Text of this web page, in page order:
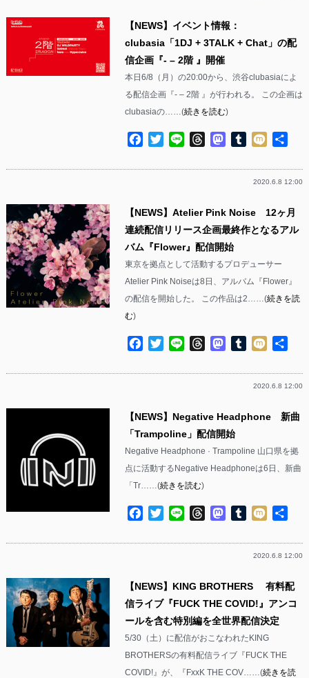
【NEWS】イベント情報：
clubasia「1DJ + 3TALK + Chat」の配
信企画『- – 2階 』開催
本日6/8（月）の20:00から、渋谷clubasiaによ
る配信企画『- – 2階 』が行われる。 この企画は
clubasiaの……(続きを読む)
Facebook
TwitterLine ThreadsMastodon
Tumblr
Mixi
2020.6.8 12:00
【NEWS】Atelier Pink Noise 12ヶ月
連続配信リリース企画最終作となるアル
バム『Flower』配信開始
東京を拠点として活動するプロデューサー
Atelier Pink Noiseは8日、アルバム『Flower』
の配信を開始した。 この作品は2……(続きを読
む)
Facebook
TwitterLine ThreadsMastodon
Tumblr
Mixi
2020.6.8 12:00
【NEWS】Negative Headphone 新曲
「Trampoline」配信開始
Negative Headphone · Trampoline 山口県を拠
点に活動するNegative Headphoneは6日、新曲
「Tr……(続きを読む)
Facebook
TwitterLine ThreadsMastodon
Tumblr
Mixi
2020.6.8 12:00
【NEWS】KING BROTHERS 有料配
信ライブ『FUCK THE COVID!』アンコ
ールを含む特別編を全世界配信決定
5/30（土）に配信がおこなわれたKING
BROTHERSの有料配信ライブ『FUCK THE
COVID!』が、『FxxK THE COV……(続きを読